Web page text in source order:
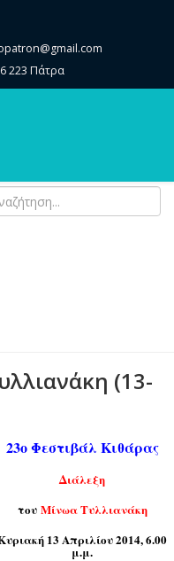
223 Πάτρα
(13-
23ο Φεστιβάλ Κιθάρας
Διάλεξη
του Μίνωα Τυλλιανάκη
13 Απριλίου 2014, 6.00
μ.μ.